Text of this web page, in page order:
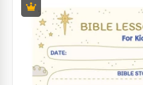
Budget personali